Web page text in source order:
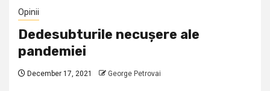
Opinii
Dedesubturile necușere ale
pandemiei
December 17, 2021 George Petrovai